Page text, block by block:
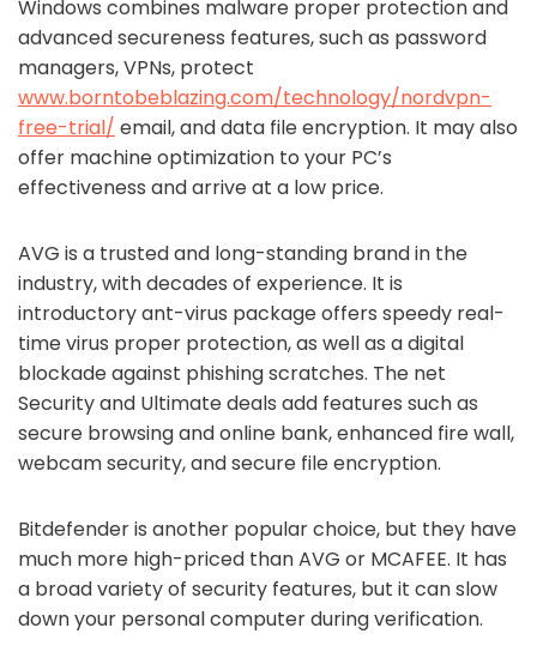
Windows combines malware proper protection and
advanced secureness features, such as password
managers, VPNs, protect
www.borntobeblazing.com/technology/nordvpn-
free-trial/ email, and data file encryption. It may also
offer machine optimization to your PC’s
effectiveness and arrive at a low price.
AVG is a trusted and long-standing brand in the
industry, with decades of experience. It is
introductory ant-virus package offers speedy real-
time virus proper protection, as well as a digital
blockade against phishing scratches. The net
Security and Ultimate deals add features such as
secure browsing and online bank, enhanced fire wall,
webcam security, and secure file encryption.
Bitdefender is another popular choice, but they have
much more high-priced than AVG or MCAFEE. It has
a broad variety of security features, but it can slow
down your personal computer during verification.